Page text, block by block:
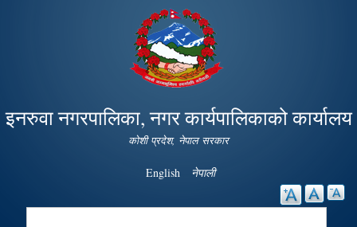
Skip to
main
content
इनरुवा नगरपालिका, नगर कार्यपालिकाको कार्यालय
कोशी प्रदेश, नेपाल सरकार
English नेपाली
Search